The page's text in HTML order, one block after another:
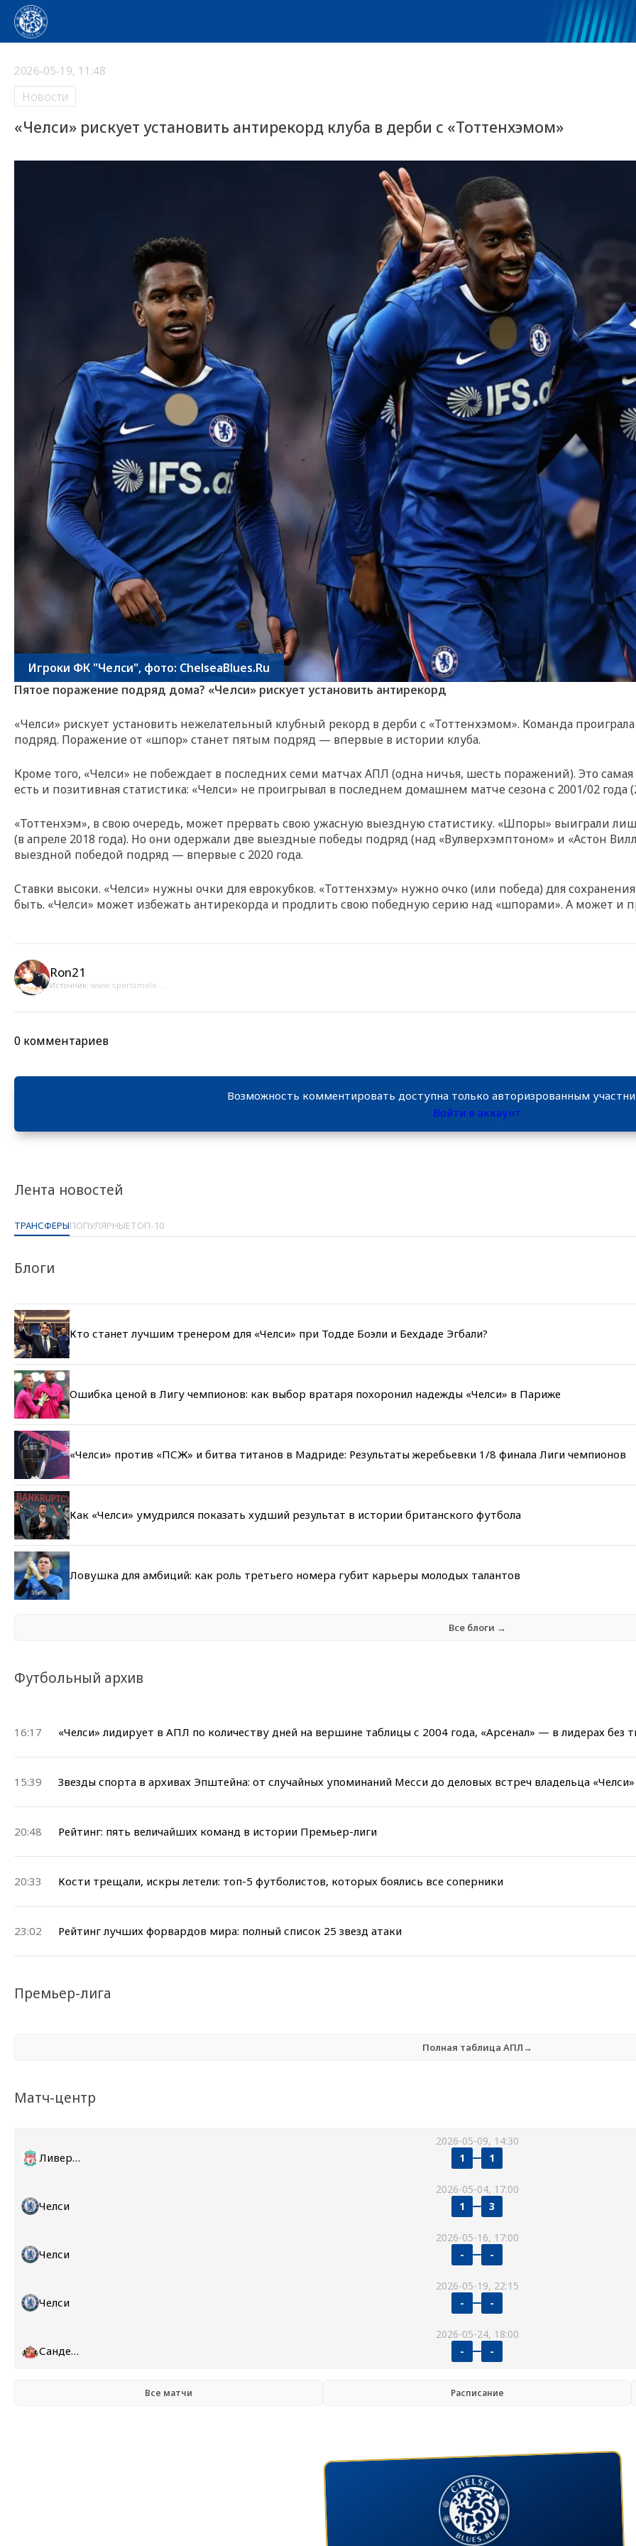
Лента новостей
ТРАНСФЕРЫПОПУЛЯРНЫЕТОП-10
Блоги
Кто станет лучшим тренером для «Челси» при Тодде Боэли и Бехдаде Эгбали?
Ошибка ценой в Лигу чемпионов: как выбор вратаря похоронил надежды «Челси» в Париже
«Челси» против «ПСЖ» и битва титанов в Мадриде: Результаты жеребьевки 1/8 финала Лиги чемпионов
Как «Челси» умудрился показать худший результат в истории британского футбола
Ловушка для амбиций: как роль третьего номера губит карьеры молодых талантов
Все блоги →
Футбольный архив
16:17 «Челси» лидирует в АПЛ по количеству дней на вершине таблицы с 2004 года, «Арсенал» — в лидерах без
15:39 Звезды спорта в архивах Эпштейна: от случайных упоминаний Месси до деловых встреч владельца «Челси»
20:48 Рейтинг: пять величайших команд в истории Премьер-лиги
20:33 Кости трещали, искры летели: топ-5 футболистов, которых боялись все соперники
23:02 Рейтинг лучших форвардов мира: полный список 25 звезд атаки
2026-05-19, 11:48
Новости
«Челси» рискует установить антирекорд клуба в дерби с «Тоттенхэмом»
Игроки ФК "Челси", фото: ChelseaBlues.Ru
Пятое поражение подряд дома? «Челси» рискует установить антирекорд
«Челси» рискует установить нежелательный клубный рекорд в дерби с «Тоттенхэмом». Команда
подряд. Поражение от «шпор» станет пятым подряд — впервые в истории клуба.
Кроме того, «Челси» не побеждает в последних семи матчах АПЛ (одна ничья, шесть поражений). Это
есть и позитивная статистика: «Челси» не проигрывал в последнем домашнем матче сезона с 2001/02 года
«Тоттенхэм», в свою очередь, может прервать свою ужасную выездную статистику. «Шпоры» выиграли
(в апреле 2018 года). Но они одержали две выездные победы подряд (над «Вулверхэмптоном» и «Астон
выездной победой подряд — впервые с 2020 года.
Ставки высоки. «Челси» нужны очки для еврокубков. «Тоттенхэму» нужно очко (или победа) для
быть. «Челси» может избежать антирекорда и продлить свою победную серию над «шпорами». А может и
Ron21
Источник: www.sportsmole....
0 комментариев
Возможность комментировать доступна только авторизрованным
Войти в аккаунт
Премьер-лига
Полная таблица АПЛ→
Матч-центр
2026-05-09, 14:30
Ливерпуль 1 1
2026-05-04, 17:00
Челси 1 3
2026-05-16, 17:00
Челси - -
2026-05-19, 22:15
Челси - -
2026-05-24, 18:00
Сандерленд - -
Все матчи Расписание